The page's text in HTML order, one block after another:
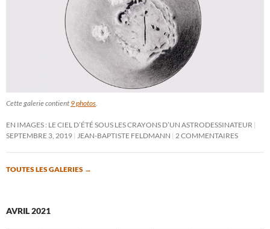
Cette galerie contient 9 photos
EN IMAGES : LE CIEL D’ÉTÉ SOUS LES CRAYONS D’UN ASTRODESSINATEUR
SEPTEMBRE 3, 2019
JEAN-BAPTISTE FELDMANN 2 COMMENTAIRES
TOUTES LES GALERIES →
AVRIL 2021